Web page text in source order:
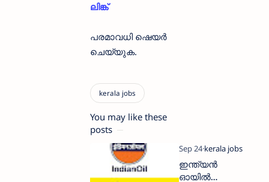
ലിങ്ക്
പരമാവധി ഷെയർ
ചെയ്യുക.
You may like these
posts
ഇന്ത്യൻ
ഓയിൽ